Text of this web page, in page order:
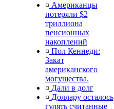
¤ Американцы
потеряли $2
триллиона
пенсионных
накоплений
¤ Пол Кеннеди:
Закат
американского
могущества.
¤ Дали в долг
¤ Доллару осталось
гулять считанные